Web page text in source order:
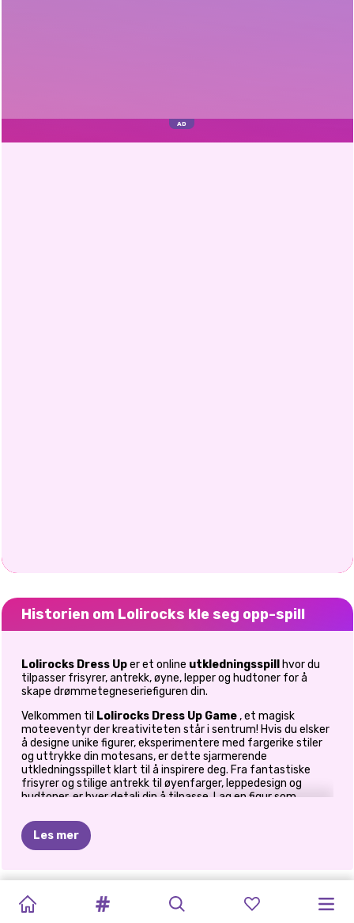
Historien om Lolirocks kle seg opp-spill
Lolirocks Dress Uper et online utkledningsspill
hvor du
tilpasser frisyrer, antrekk, øyne, lepper og hudtoner for å
skape drømmetegneseriefiguren din.
Velkommen til Lolirocks Dress Up Game, et magisk
moteeventyr der kreativiteten står i sentrum! Hvis du elsker
å designe unike figurer, eksperimentere med fargerike stiler
og uttrykke din motesans, er dette sjarmerende
utkledningsspillet klart til å inspirere deg. Fra fantastiske
frisyrer og stilige antrekk til øyenfarger, leppedesign og
hudtoner, er hver detalj din å tilpasse. Lag en figur som
moteikon. Mulighetene er nesten uendelige, og hver
kombinasjon føles som en helt ny kreasjon. Enten du leter
etter morsomme utkledningsspill på nett eller lurer på hvor
spennende stylingeventyr på Prinxy, et populært reisemål
Les mer
THINGS-
MOON-
FINN
FORSKJELLER
EVENTYR
KLE
EVER
AFTER
SISTERS
JENTER
GÅR
ELLIES
ELLIES